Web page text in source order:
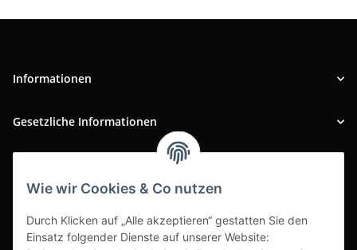
Wie wir Cookies & Co nutzen
Durch Klicken auf „Alle akzeptieren“ gestatten Sie den
Einsatz folgender Dienste auf unserer Website:
Informationen
Gesetzliche Informationen